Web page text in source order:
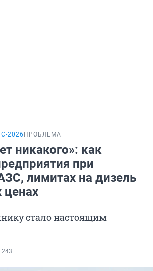
2026 ПРОБЛЕМА
никакого»: как
при
лимитах на дизель
ценах
стало настоящим
243